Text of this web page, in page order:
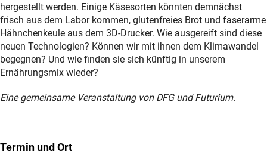
hergestellt werden. Einige Käsesorten könnten demnächst
frisch aus dem Labor kommen, glutenfreies Brot und faserarme
Hähnchenkeule aus dem 3D-Drucker. Wie ausgereift sind diese
neuen Technologien? Können wir mit ihnen dem Klimawandel
begegnen? Und wie finden sie sich künftig in unserem
Ernährungsmix wieder?
Eine gemeinsame Veranstaltung von DFG und Futurium.
Termin und Ort